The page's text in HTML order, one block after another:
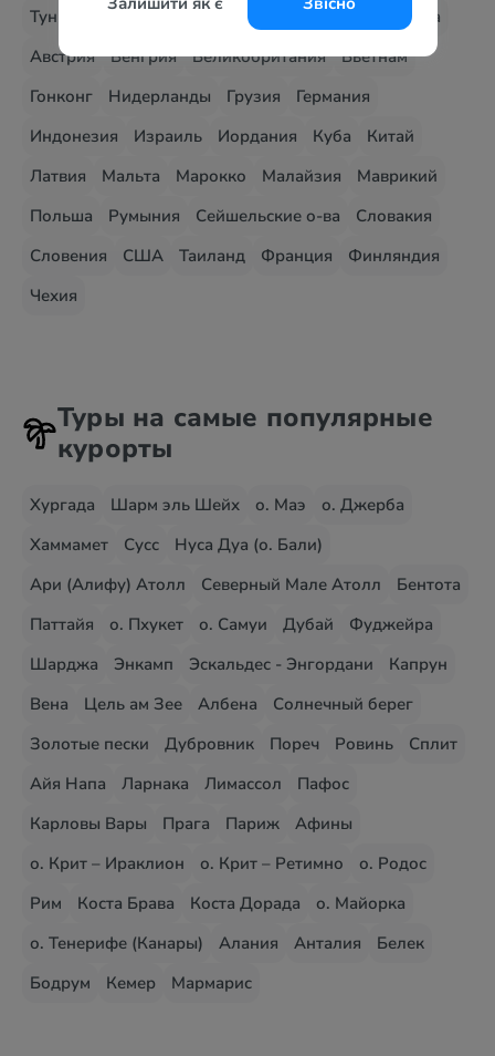
Тунис
Украина Шри-Ланка Танзания
Андорра
Австрия
Венгрия Великобритания
Вьетнам
Гонконг
Нидерланды Грузия
Германия
Индонезия
Израиль Иордания Куба
Китай
Латвия
Мальта Марокко Малайзия
Маврикий
Польша
Румыния Сейшельские о-ва
Словакия
Словения
США Таиланд Франция
Финляндия
Чехия
Туры на самые популярные
курорты
Хургада Шарм эль Шейх о. Маэ
о. Джерба
Хаммамет
Сусс
Нуса Дуа (о. Бали)
Ари (Алифу) Атолл
Северный Мале Атолл
Бентота
Паттайя
о. Пхукет о. Самуи Дубай
Фуджейра
Шарджа
Энкамп Эскальдес - Энгордани
Капрун
Вена
Цель ам Зее Албена
Солнечный берег
Золотые пески
Дубровник Пореч Ровинь
Сплит
Айя Напа
Ларнака Лимассол
Пафос
Карловы Вары
Прага Париж
Афины
о. Крит – Ираклион
о. Крит – Ретимно
о. Родос
Рим
Коста Брава Коста Дорада
о. Майорка
о. Тенерифе (Канары)
Алания Анталия
Белек
Бодрум
Кемер Мармарис